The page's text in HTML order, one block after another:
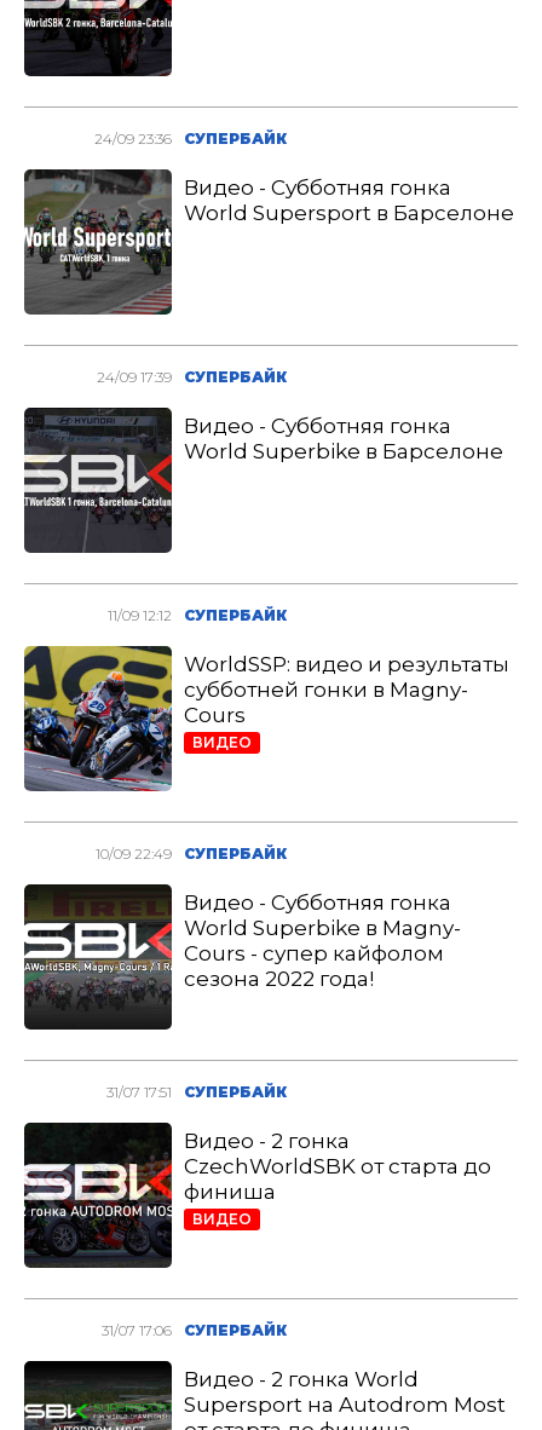
24/09 23:36 СУПЕРБАЙК
Видео - Субботняя гонка
World Supersport в Барселоне
24/09 17:39 СУПЕРБАЙК
Видео - Субботняя гонка
World Superbike в Барселоне
11/09 12:12 СУПЕРБАЙК
WorldSSP: видео и результаты
субботней гонки в Magny-
Cours
ВИДЕО
10/09 22:49 СУПЕРБАЙК
Видео - Субботняя гонка
World Superbike в Magny-
Cours - супер кайфолом
сезона 2022 года!
31/07 17:51 СУПЕРБАЙК
Видео - 2 гонка
CzechWorldSBK от старта до
финиша
ВИДЕО
31/07 17:06 СУПЕРБАЙК
Видео - 2 гонка World
Supersport на Autodrom Most